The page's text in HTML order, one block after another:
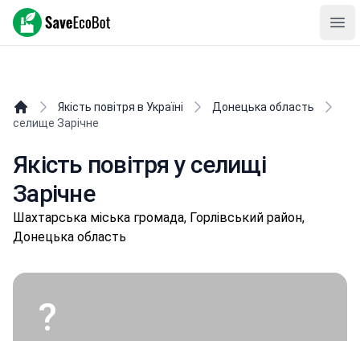
SaveEcoBot
Якість повітря в Україні
Донецька область
селище Зарічне
Якість повітря у селищі
Зарічне
Шaхтapськa міська громада, Горлівський район,
Донецька область
?